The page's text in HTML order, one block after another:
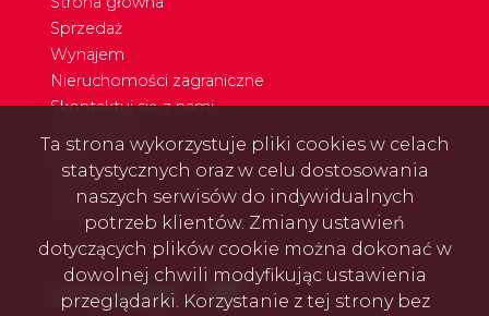
Sprzedaż
Wynajem
Nieruchomości zagraniczne
Skontaktuj się z nami
Rodo
Referencje
social media Facebook
Facebook
Ta strona wykorzystuje pliki cookies w celach
statystycznych oraz w celu dostosowania
naszych serwisów do indywidualnych
potrzeb klientów. Zmiany ustawień
dotyczących plików cookie można dokonać w
dowolnej chwili modyfikując ustawienia
przeglądarki. Korzystanie z tej strony bez